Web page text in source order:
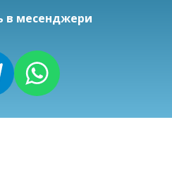
в месенджери